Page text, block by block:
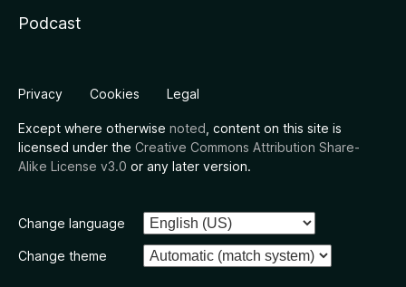
Podcast
Privacy Cookies Legal
Except where otherwise noted , content on this site is
licensed under the Creative Commons Attribution Share-
Alike License v3.0 or any later version.
Change language
Change theme